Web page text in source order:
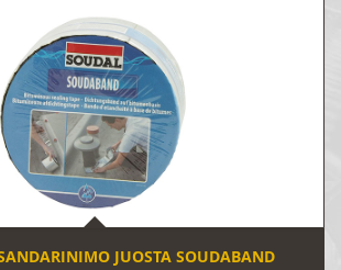
JUOSTA SOUDABAND